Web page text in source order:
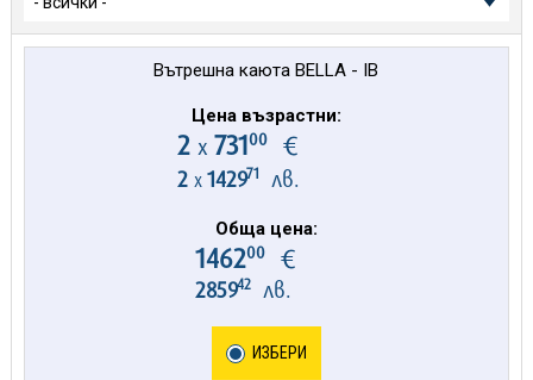
Вътрешна каюта BELLA - IB
Цена възрастни:
2 х 73100€
2 х 142971 лв.
Обща цена:
146200€
285942лв.
ИЗБЕРИ